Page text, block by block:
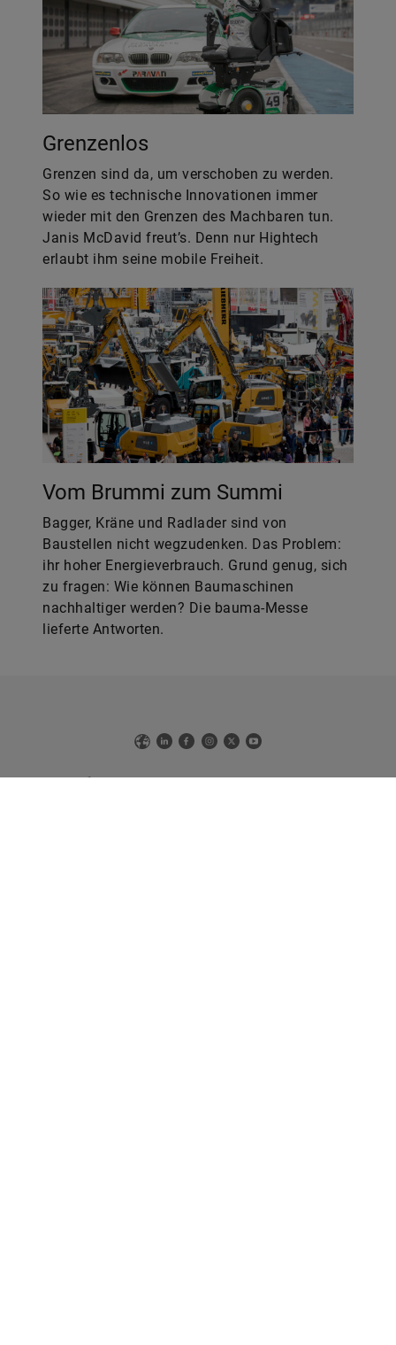
Grenzenlos
Grenzen sind da, um verschoben zu werden.
So wie es technische Innovationen immer
wieder mit den Grenzen des Machbaren tun.
Janis McDavid freut’s. Denn nur Hightech
erlaubt ihm seine mobile Freiheit.
Vom Brummi zum Summi
Bagger, Kräne und Radlader sind von
Baustellen nicht wegzudenken. Das Problem:
ihr hoher Energieverbrauch. Grund genug, sich
zu fragen: Wie können Baumaschinen
nachhaltiger werden? Die bauma-Messe
lieferte Antworten.
WebLinkedIn
Facebook
Instagram
X YouTube